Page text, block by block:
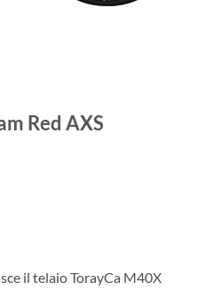
Red AXS
il telaio TorayCa M40X